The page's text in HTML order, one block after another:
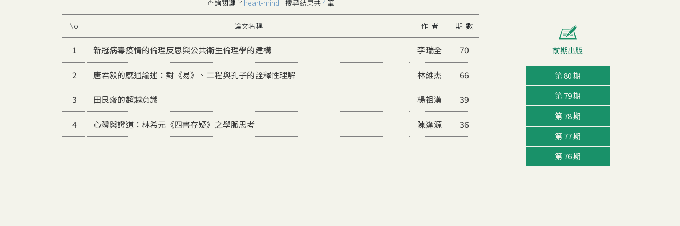
查詢關鍵字 heart-mind 搜尋結果共4筆
No. 論文名稱 作 者 期 數
1 新冠病毒疫情的倫理反思與公共衛生倫理學的建構 李瑞全 70
2 唐君毅的感通論述：對《易》、二程與孔子的詮釋性理解 林維杰 66
3 田艮齋的超越意識 楊祖漢 39
4 心體與證道：林希元《四書存疑》之學脈思考 陳逢源 36
第 80 期
第 79 期
第 78 期
第 77 期
第 76 期